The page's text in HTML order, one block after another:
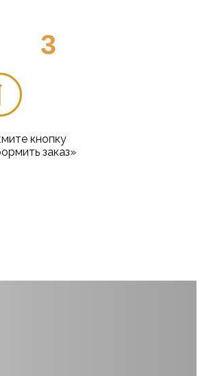
3
кнопку
заказ»